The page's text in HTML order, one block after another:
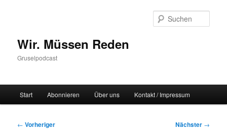
Wir. Müssen Reden
Gruselpodcast
Start Abonnieren Über uns Kontakt / Impressum
Beitragsnavigation
← Vorheriger Nächster →